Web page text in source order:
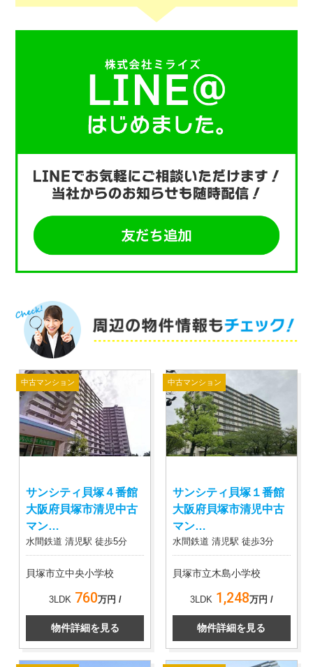
中古マンション
サンシティ貝塚４番館
大阪府貝塚市清児中古
マン…
水間鉄道 清児駅 徒歩5分
貝塚市立中央小学校
3LDK 760万円 /
物件詳細を見る
中古マンション
サンシティ貝塚１番館
大阪府貝塚市清児中古
マン…
水間鉄道 清児駅 徒歩3分
貝塚市立木島小学校
3LDK 1,248万円 /
物件詳細を見る